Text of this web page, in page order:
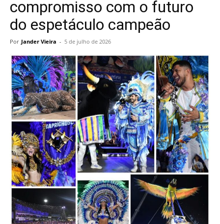
compromisso com o futuro
do espetáculo campeão
Por Jander Vieira - 5 de julho de 2026